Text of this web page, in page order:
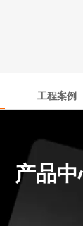
工程案例
产品中